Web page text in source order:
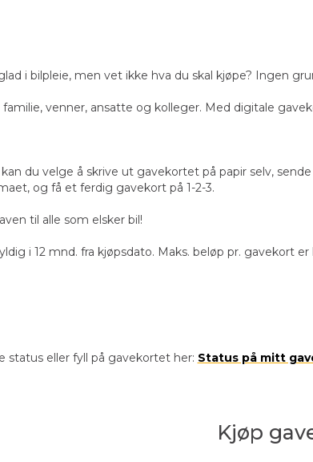
i bilpleie, men vet ikke hva du skal kjøpe? Ingen
venner, ansatte og kolleger. Med digitale
du velge å skrive ut gavekortet på papir selv,
og få et ferdig gavekort på 1-2-3.
til alle som elsker bil!
i 12 mnd. fra kjøpsdato. Maks. beløp pr. gavekort er
status eller fyll på gavekortet her: Status på mitt
Kjøp